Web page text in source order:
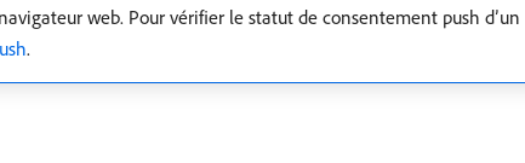
web. Pour vérifier le statut de consentement push d’un
.